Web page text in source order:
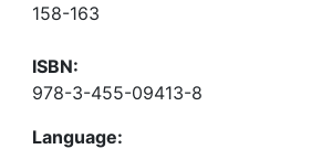
158-163
ISBN:
978-3-455-09413-8
Language: